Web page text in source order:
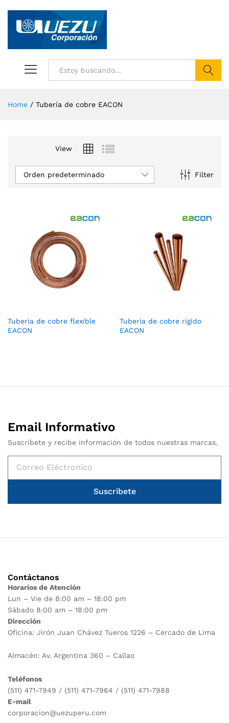
Home / Tubería de cobre EACON
View
Filter
Orden predeterminado
Tubería de cobre flexible
EACON
Tubería de cobre rigido
EACON
Email Informativo
Suscríbete y recibe información de todos nuestras marcas.
Suscribete
Contáctanos
Horarios de Atención
Lun – Vie de 8:00 am – 18:00 pm
Sábado 8:00 am – 18:00 pm
Dirección
Oficina: Jirón Juan Chávez Tueros 1226 – Cercado de Lima
Almacén: Av. Argentina 360 – Callao
Teléfonos
(511) 471-7949 / (511) 471-7964 / (511) 471-7988
E-mail
corporacion@uezuperu.com